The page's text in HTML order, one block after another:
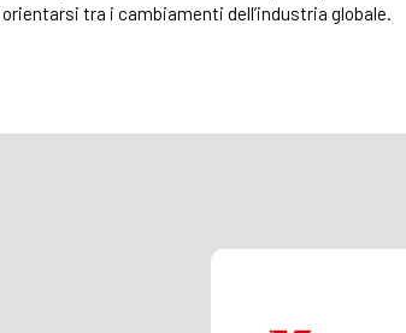
tra i cambiamenti dell’industria globale.